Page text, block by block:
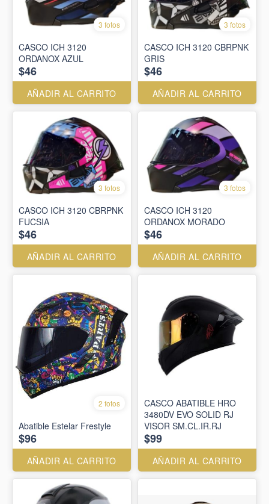
3 fotos
CASCO ICH 3120
ORDANOX AZUL
$46
AÑADIR AL CARRITO
3 fotos
CASCO ICH 3120 CBRPNK
GRIS
$46
AÑADIR AL CARRITO
3 fotos
CASCO ICH 3120 CBRPNK
FUCSIA
$46
AÑADIR AL CARRITO
3 fotos
CASCO ICH 3120
ORDANOX MORADO
$46
AÑADIR AL CARRITO
2 fotos
Abatible Estelar Frestyle
$96
AÑADIR AL CARRITO
CASCO ABATIBLE HRO
3480DV EVO SOLID RJ
VISOR SM.CL.IR.RJ
$99
AÑADIR AL CARRITO